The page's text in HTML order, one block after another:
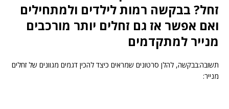
זחל? בבקשה רמות לילדים ולמתחילים
ואם אפשר אז גם זחלים יותר מורכבים
מנייר למתקדמים
תשובה:בבקשה, להלן סרטונים שמראים כיצד להכין דגמים מגוונים של זחלים
מנייר: